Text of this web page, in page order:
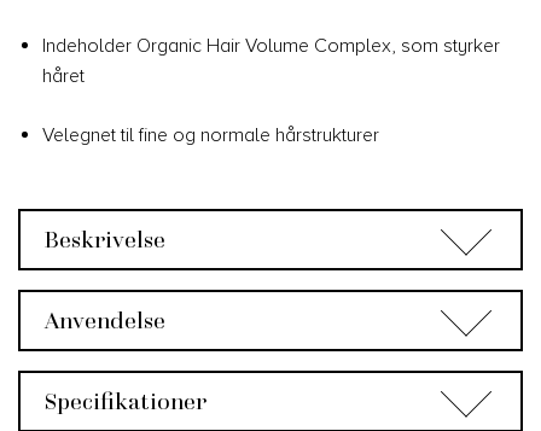
Indeholder Organic Hair Volume Complex, som styrker
håret
Velegnet til fine og normale hårstrukturer
Beskrivelse
Anvendelse
Specifikationer